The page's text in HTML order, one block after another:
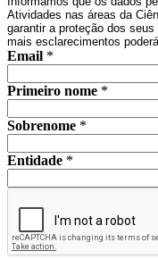
Atividades nas áreas da
garantir a proteção dos
mais esclarecimentos
Email *
Primeiro nome *
Sobrenome *
Entidade *